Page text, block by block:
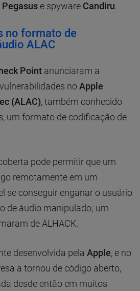
Pegasus e spyware Candiru.
no formato de
ALAC
Point anunciaram a
noApple
(ALAC), também conhecido
um formato de codificação de
pode permitir que um
remotamente em um
se conseguir enganar o usuário
de áudio manipulado; um
de ALHACK.
desenvolvida pela Apple, e no
a tornou de código aberto,
desde então em muitos